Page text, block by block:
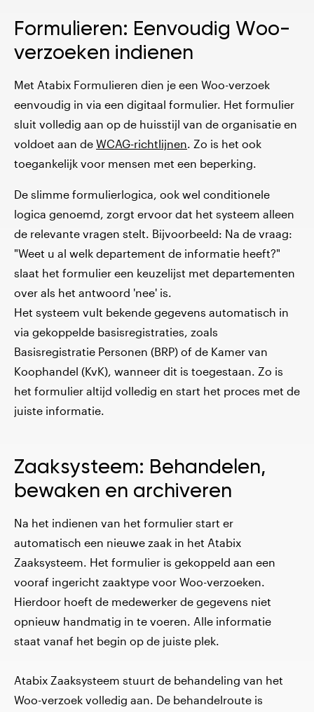
Formulieren: Eenvoudig Woo-
verzoeken indienen
Met Atabix Formulieren dien je een Woo-verzoek
eenvoudig in via een digitaal formulier. Het formulier
sluit volledig aan op de huisstijl van de organisatie en
voldoet aan de WCAG-richtlijnen. Zo is het ook
toegankelijk voor mensen met een beperking.
De slimme formulierlogica, ook wel conditionele
logica genoemd, zorgt ervoor dat het systeem alleen
de relevante vragen stelt. Bijvoorbeeld: Na de vraag:
"Weet u al welk departement de informatie heeft?"
slaat het formulier een keuzelijst met departementen
over als het antwoord 'nee' is.
Het systeem vult bekende gegevens automatisch in
via gekoppelde basisregistraties, zoals
Basisregistratie Personen (BRP) of de Kamer van
Koophandel (KvK), wanneer dit is toegestaan. Zo is
het formulier altijd volledig en start het proces met de
juiste informatie.
Zaaksysteem: Behandelen,
bewaken en archiveren
Na het indienen van het formulier start er
automatisch een nieuwe zaak in het Atabix
Zaaksysteem. Het formulier is gekoppeld aan een
vooraf ingericht zaaktype voor Woo-verzoeken.
Hierdoor hoeft de medewerker de gegevens niet
opnieuw handmatig in te voeren. Alle informatie
staat vanaf het begin op de juiste plek.
Atabix Zaaksysteem stuurt de behandeling van het
Woo-verzoek volledig aan. De behandelroute is